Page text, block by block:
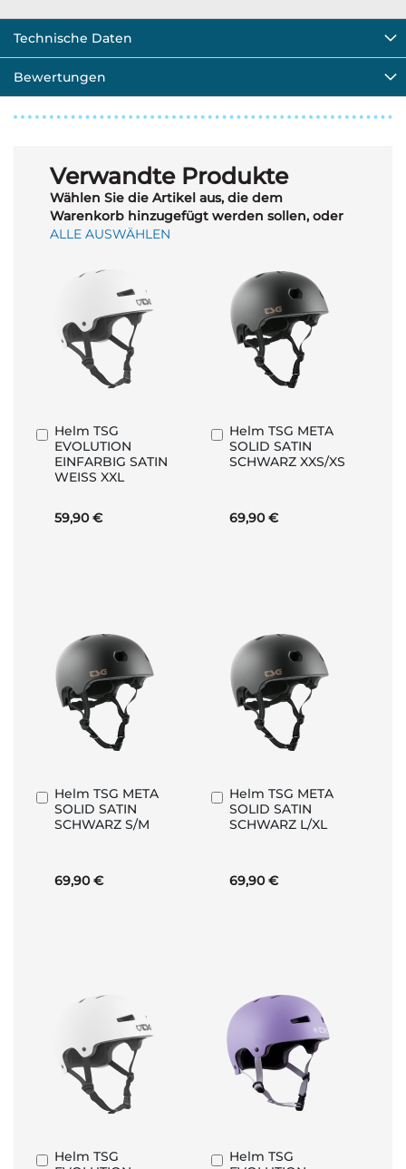
Technische Daten
Bewertungen
Verwandte Produkte
Wählen Sie die Artikel aus, die dem
Warenkorb hinzugefügt werden sollen, oder
ALLE AUSWÄHLEN
Helm TSG
EVOLUTION
EINFARBIG SATIN
WEISS XXL
59,90 €
In
den
Warenkorb
Helm TSG META
SOLID SATIN
SCHWARZ XXS/XS
69,90 €
In
den
Warenkorb
Helm TSG META
SOLID SATIN
SCHWARZ S/M
69,90 €
In
den
Warenkorb
Helm TSG META
SOLID SATIN
SCHWARZ L/XL
69,90 €
In
den
Warenkorb
Helm TSG
In
Helm TSG
In